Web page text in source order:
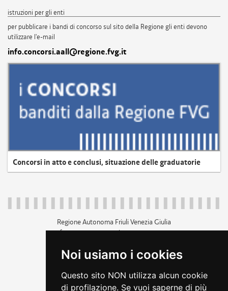
Noi usiamo i cookies
Questo sito NON utilizza alcun cookie
di profilazione. Se vuoi saperne di più
istruzioni per gli enti
per pubblicare i bandi di concorso sul sito della Regione gli enti devono
utilizzare l'e-mail
info.concorsi.aall@regione.fvg.it
Concorsi in atto e conclusi, situazione delle graduatorie
Regione Autonoma Friuli Venezia Giulia
c.f. 80014930327; p.iva 00526040324
+39 040 3771111
amministrazione trasparente